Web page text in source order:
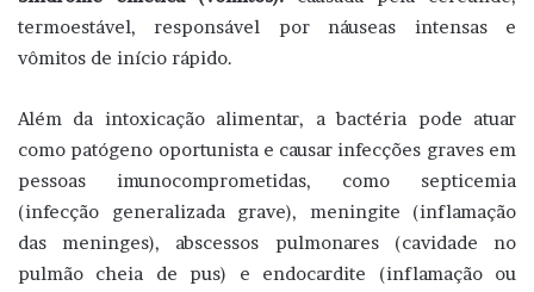
termoestável, responsável por náuseas intensas e
vômitos de início rápido.
Além da intoxicação alimentar, a bactéria pode atuar
como patógeno oportunista e causar infecções graves em
pessoas imunocomprometidas, como septicemia
(infecção generalizada grave), meningite (inflamação
das meninges), abscessos pulmonares (cavidade no
pulmão cheia de pus) e endocardite (inflamação ou